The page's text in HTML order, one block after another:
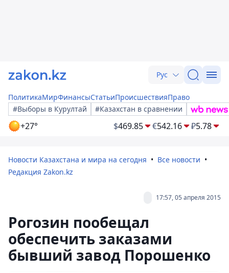
Рус
ПолитикаМирФинансыСтатьиПроисшествияПраво
#Выборы в Курултай
#Казахстан в сравнении
+27° $469.85 €542.16 ₽5.78
Новости Казахстана и мира на сегодня
Все новости
Редакция Zakon.kz
17:57, 05 апреля 2015
Рогозин пообещал
обеспечить заказами
бывший завод Порошенко